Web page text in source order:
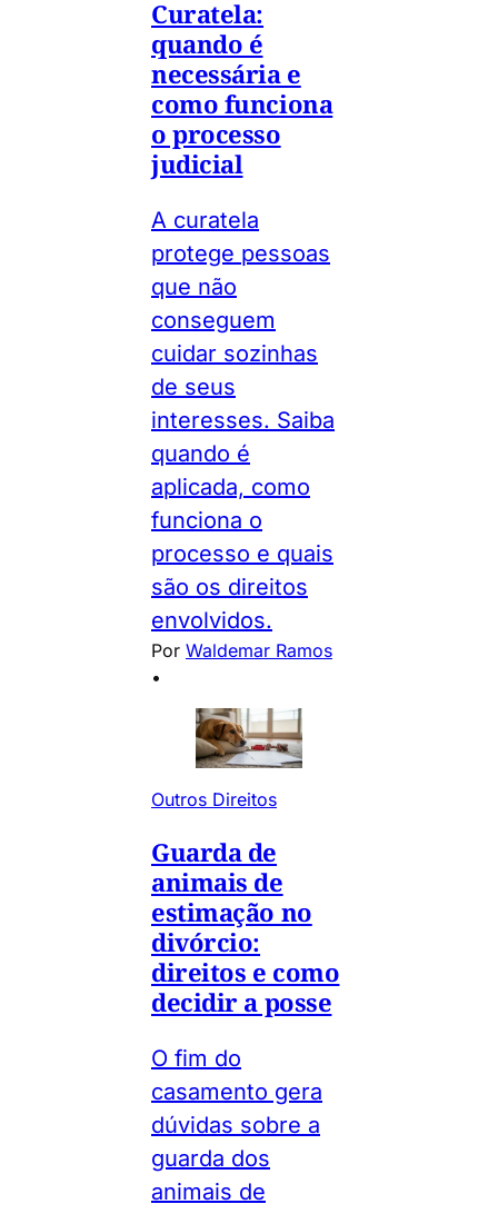
Curatela:
quando é
necessária e
como funciona
o processo
judicial
A curatela
protege pessoas
que não
conseguem
cuidar sozinhas
de seus
interesses. Saiba
quando é
aplicada, como
funciona o
processo e quais
são os direitos
envolvidos.
Por Waldemar Ramos
•
Outros Direitos
Guarda de
animais de
estimação no
divórcio:
direitos e como
decidir a posse
O fim do
casamento gera
dúvidas sobre a
guarda dos
animais de